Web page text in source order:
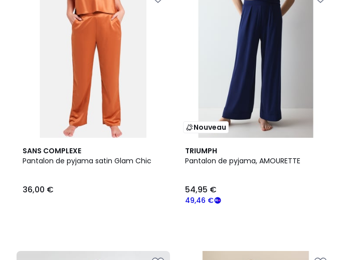
SANS COMPLEXE
Pantalon de pyjama satin Glam Chic
36,00 €
Nouveau
TRIUMPH
Pantalon de pyjama, AMOURETTE
49,46 €
54,95 €